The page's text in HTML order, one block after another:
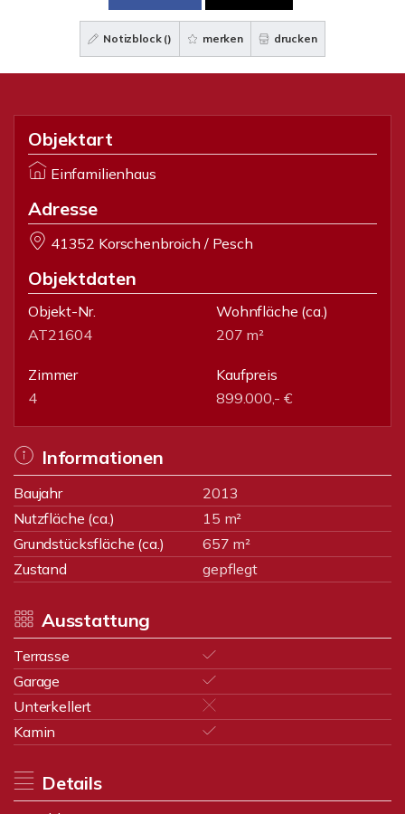
Notizblock () merken drucken
Objektart
Einfamilienhaus
Adresse
41352 Korschenbroich / Pesch
Objektdaten
Objekt-Nr.
AT21604
Wohnfläche (ca.)
207 m²
Zimmer
4
Kaufpreis
899.000,- €
Informationen
Baujahr
2013
Nutzfläche (ca.)
15 m²
Grundstücksfläche (ca.)
657 m²
Zustand
gepflegt
Ausstattung
Terrasse
Garage
Unterkellert
Kamin
Details